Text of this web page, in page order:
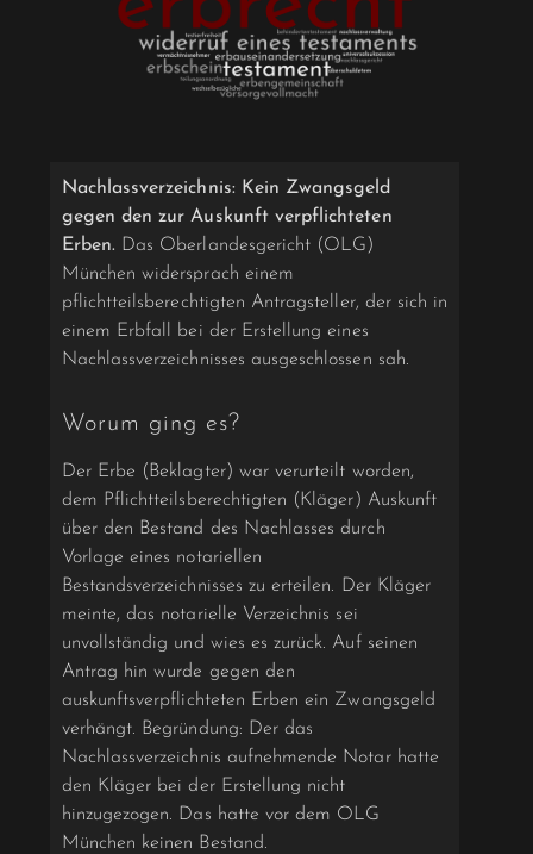
Nachlassverzeichnis: Kein Zwangsgeld
gegen den zur Auskunft verpflichteten
Erben. Das Oberlandesgericht (OLG)
München widersprach einem
pflichtteilsberechtigten Antragsteller, der sich in
einem Erbfall bei der Erstellung eines
Nachlassverzeichnisses ausgeschlossen sah.
Worum ging es?
Der Erbe (Beklagter) war verurteilt worden,
dem Pflichtteilsberechtigten (Kläger) Auskunft
über den Bestand des Nachlasses durch
Vorlage eines notariellen
Bestandsverzeichnisses zu erteilen. Der Kläger
meinte, das notarielle Verzeichnis sei
unvollständig und wies es zurück. Auf seinen
Antrag hin wurde gegen den
auskunftsverpflichteten Erben ein Zwangsgeld
verhängt. Begründung: Der das
Nachlassverzeichnis aufnehmende Notar hatte
den Kläger bei der Erstellung nicht
hinzugezogen. Das hatte vor dem OLG
München keinen Bestand.